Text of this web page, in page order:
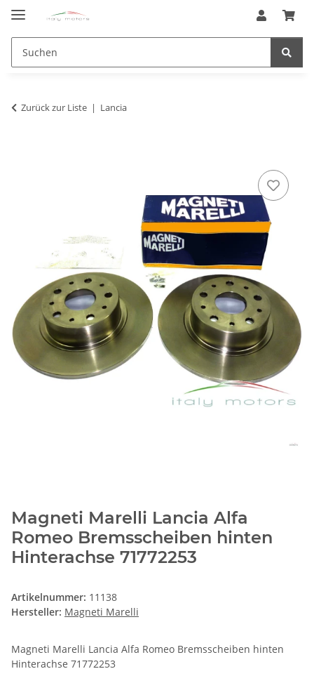
Zurück zur Liste Lancia
Magneti Marelli Lancia Alfa
Romeo Bremsscheiben hinten
Hinterachse 71772253
Artikelnummer: 11138
Hersteller: Magneti Marelli
Magneti Marelli Lancia Alfa Romeo Bremsscheiben hinten
Hinterachse 71772253